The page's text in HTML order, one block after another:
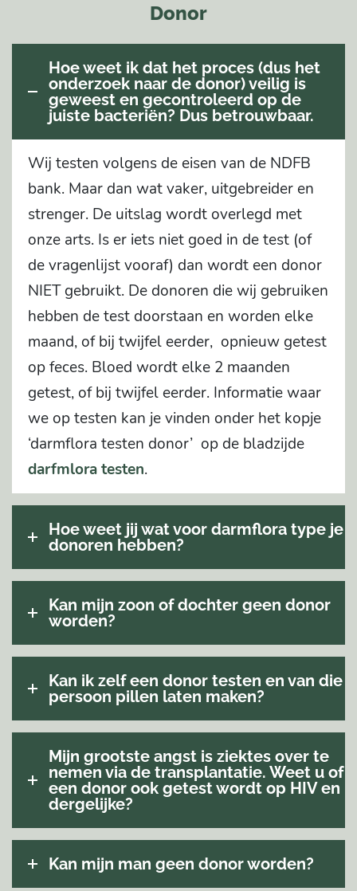
Donor
Hoe weet ik dat het proces (dus het
onderzoek naar de donor) veilig is
geweest en gecontroleerd op de
juiste bacteriën? Dus betrouwbaar.
Wij testen volgens de eisen van de NDFB
bank. Maar dan wat vaker, uitgebreider en
strenger. De uitslag wordt overlegd met
onze arts. Is er iets niet goed in de test (of
de vragenlijst vooraf) dan wordt een donor
NIET gebruikt. De donoren die wij gebruiken
hebben de test doorstaan en worden elke
maand, of bij twijfel eerder, opnieuw getest
op feces. Bloed wordt elke 2 maanden
getest, of bij twijfel eerder. Informatie waar
we op testen kan je vinden onder het kopje
‘darmflora testen donor’ op de bladzijde
darfmlora testen.
Hoe weet jij wat voor darmflora type je
donoren hebben?
Kan mijn zoon of dochter geen donor
worden?
Kan ik zelf een donor testen en van die
persoon pillen laten maken?
Mijn grootste angst is ziektes over te
nemen via de transplantatie. Weet u of
een donor ook getest wordt op HIV en
dergelijke?
Kan mijn man geen donor worden?